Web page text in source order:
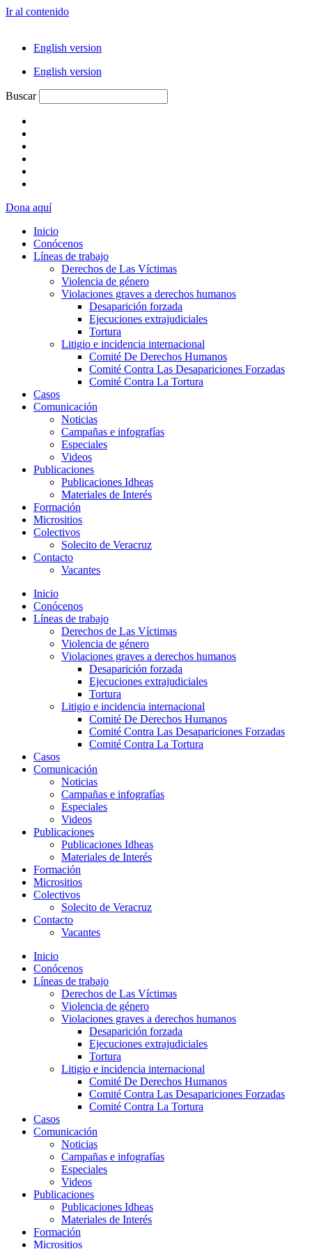
Ir al contenido
English version
English version
Buscar
Dona aquí
Inicio
Conócenos
Líneas de trabajo
Derechos de Las Víctimas
Violencia de género
Violaciones graves a derechos humanos
Desaparición forzada​
Ejecuciones extrajudiciales
Tortura
Litigio e incidencia internacional
Comité De Derechos Humanos​
Comité Contra Las Desapariciones Forzadas
Comité Contra La Tortura​
Casos
Comunicación
Noticias
Campañas e infografías
Especiales
Videos
Publicaciones
Publicaciones Idheas
Materiales de Interés
Formación
Micrositios
Colectivos
Solecito de Veracruz
Contacto
Vacantes
Inicio
Conócenos
Líneas de trabajo
Derechos de Las Víctimas
Violencia de género
Violaciones graves a derechos humanos
Desaparición forzada​
Ejecuciones extrajudiciales
Tortura
Litigio e incidencia internacional
Comité De Derechos Humanos​
Comité Contra Las Desapariciones Forzadas
Comité Contra La Tortura​
Casos
Comunicación
Noticias
Campañas e infografías
Especiales
Videos
Publicaciones
Publicaciones Idheas
Materiales de Interés
Formación
Micrositios
Colectivos
Solecito de Veracruz
Contacto
Vacantes
Inicio
Conócenos
Líneas de trabajo
Derechos de Las Víctimas
Violencia de género
Violaciones graves a derechos humanos
Desaparición forzada​
Ejecuciones extrajudiciales
Tortura
Litigio e incidencia internacional
Comité De Derechos Humanos​
Comité Contra Las Desapariciones Forzadas
Comité Contra La Tortura​
Casos
Comunicación
Noticias
Campañas e infografías
Especiales
Videos
Publicaciones
Publicaciones Idheas
Materiales de Interés
Formación
Micrositios